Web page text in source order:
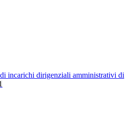
incarichi dirigenziali amministrativi di